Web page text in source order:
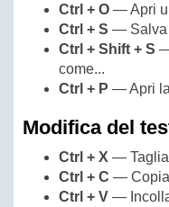
Ctrl + O — Apri
Ctrl + S — Salva
Ctrl + Shift + S
come...
Ctrl + P — Apri
Modifica del
Ctrl + X — Taglia
Ctrl + C — Copia
Ctrl + V —